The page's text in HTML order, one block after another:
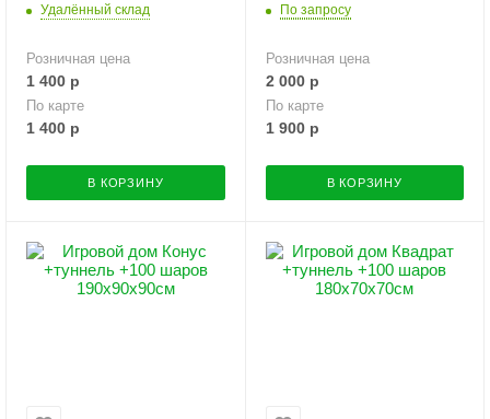
Удалённый склад
Розничная цена
1 400 р
По карте
1 400 р
В КОРЗИНУ
По запросу
Розничная цена
2 000р
По карте
1 900р
В КОРЗИНУ